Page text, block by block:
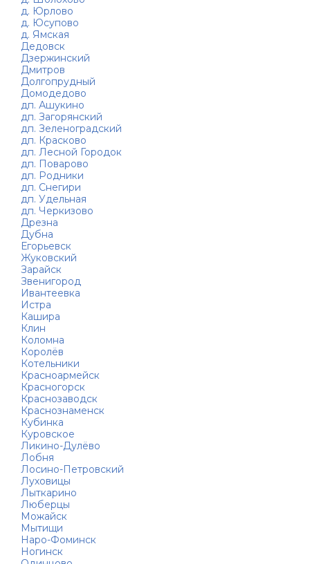
д. Юрлово
д. Юсупово
д. Ямская
Дедовск
Дзержинский
Дмитров
Долгопрудный
Домодедово
дп. Ашукино
дп. Загорянский
дп. Зеленоградский
дп. Красково
дп. Лесной Городок
дп. Поварово
дп. Родники
дп. Снегири
дп. Удельная
дп. Черкизово
Дрезна
Дубна
Егорьевск
Жуковский
Зарайск
Звенигород
Ивантеевка
Истра
Кашира
Клин
Коломна
Королёв
Котельники
Красноармейск
Красногорск
Краснозаводск
Краснознаменск
Кубинка
Куровское
Ликино-Дулёво
Лобня
Лосино-Петровский
Луховицы
Лыткарино
Люберцы
Можайск
Мытищи
Наро-Фоминск
Ногинск